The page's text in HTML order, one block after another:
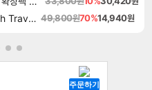
옥토패스 트래블러 II Octopath Traveler II 49,800원70%14,940원